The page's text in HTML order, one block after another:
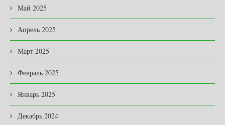
Май 2025
Апрель 2025
Март 2025
Февраль 2025
Январь 2025
Декабрь 2024